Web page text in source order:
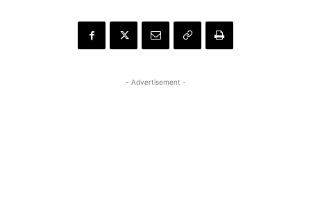
- Advertisement -